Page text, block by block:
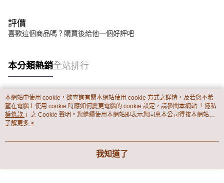
評價
喜歡這個商品嗎？購買後給他一個好評吧
本分類熱銷全站排行
熱門標籤
本網站中使用 cookie，欲查詢有關本網站使用 cookie 方式之詳情，及若您不希
望在電腦上使用 cookie 時應如何變更電腦的 cookie 設定，請參閱本網站「 隱私
權條款 」之 Cookie 聲明。您繼續使用本網站即表示您同意本公司得按本網站使
用條款之 Cookie 聲明使用 cookie。
了解更多 >
我知道了